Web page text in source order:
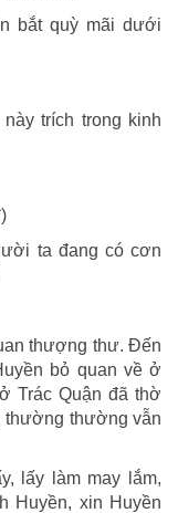
bắt quỳ mãi dưới
trích trong kinh
ta đang có cơn
thượng thư. Đến
bỏ quan về ở
Trác Quận đã thờ
thường thường vẫn
lấy làm may lắm,
Huyền, xin Huyền